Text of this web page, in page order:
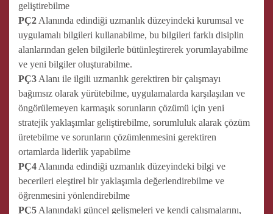
geliştirebilme
PÇ2 Alanında edindiği uzmanlık düzeyindeki kurumsal ve
uygulamalı bilgileri kullanabilme, bu bilgileri farklı disiplin
alanlarından gelen bilgilerle bütünleştirerek yorumlayabilme
ve yeni bilgiler oluşturabilme.
PÇ3 Alanı ile ilgili uzmanlık gerektiren bir çalışmayı
bağımsız olarak yürütebilme, uygulamalarda karşılaşılan ve
öngörülemeyen karmaşık sorunların çözümü için yeni
stratejik yaklaşımlar geliştirebilme, sorumluluk alarak çözüm
üretebilme ve sorunların çözümlenmesini gerektiren
ortamlarda liderlik yapabilme
PÇ4 Alanında edindiği uzmanlık düzeyindeki bilgi ve
becerileri eleştirel bir yaklaşımla değerlendirebilme ve
öğrenmesini yönlendirebilme
PÇ5 Alanındaki güncel gelişmeleri ve kendi çalışmalarını,